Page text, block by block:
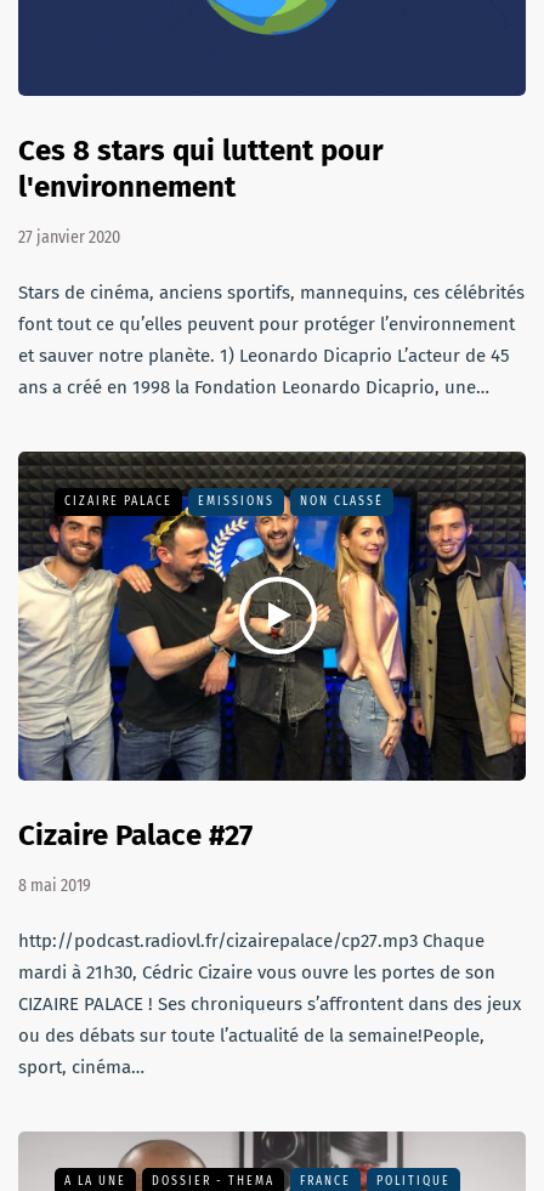
Ces 8 stars qui luttent pour
l'environnement
27 janvier 2020
Stars de cinéma, anciens sportifs, mannequins, ces célébrités
font tout ce qu’elles peuvent pour protéger l’environnement
et sauver notre planète. 1) Leonardo Dicaprio L’acteur de 45
ans a créé en 1998 la Fondation Leonardo Dicaprio, une…
CIZAIRE PALACE EMISSIONS NON CLASSÉ
Cizaire Palace #27
8 mai 2019
http://podcast.radiovl.fr/cizairepalace/cp27.mp3 Chaque
mardi à 21h30, Cédric Cizaire vous ouvre les portes de son
CIZAIRE PALACE ! Ses chroniqueurs s’affrontent dans des jeux
ou des débats sur toute l’actualité de la semaine!People,
sport, cinéma…
A LA UNE DOSSIER - THEMA FRANCE POLITIQUE